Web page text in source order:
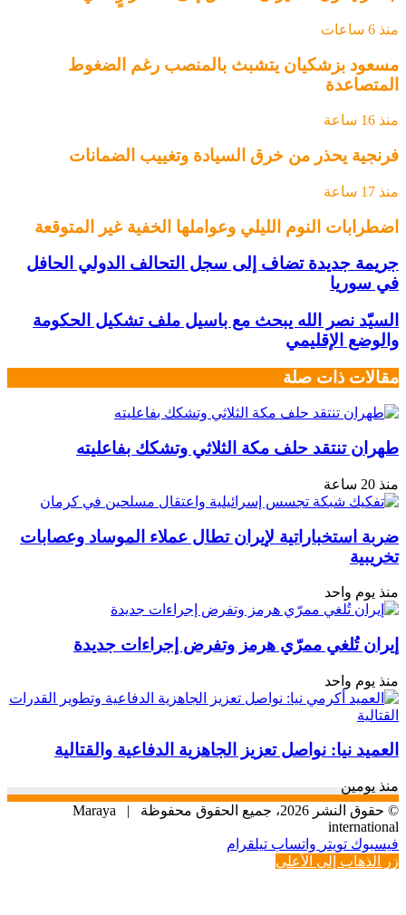
منذ 6 ساعات
مسعود بزشكيان يتشبث بالمنصب رغم الضغوط
المتصاعدة
منذ 16 ساعة
فرنجية يحذر من خرق السيادة وتغييب الضمانات
منذ 17 ساعة
اضطرابات النوم الليلي وعواملها الخفية غير المتوقعة
جريمة جديدة تضاف إلى سجل التحالف الدولي الحافل
في سوريا
السيّد نصر الله يبحث مع باسيل ملف تشكيل الحكومة
والوضع الإقليمي
مقالات ذات صلة
طهران تنتقد حلف مكة الثلاثي وتشكك بفاعليته
منذ 20 ساعة
ضربة استخباراتية لإيران تطال عملاء الموساد وعصابات
تخريبية
منذ يوم واحد
إيران تُلغي ممرّي هرمز وتفرض إجراءات جديدة
منذ يوم واحد
العميد نيا: نواصل تعزيز الجاهزية الدفاعية والقتالية
منذ يومين
© حقوق النشر 2026، جميع الحقوق محفوظة |
Maraya
international
فيسبوك تويتر واتساب تيلقرام
زر الذهاب إلى الأعلى